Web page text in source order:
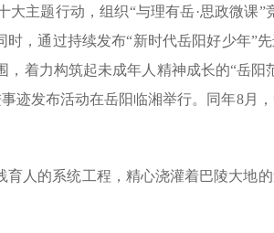
主题行动，组织“与理有岳·思政微课”
，通过持续发布“新时代岳阳好少年”
着力构筑起未成年人精神成长的“岳阳
迹发布活动在岳阳临湘举行。同年8月
人的系统工程，精心浇灌着巴陵大地